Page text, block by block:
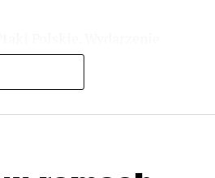
przedstawionego na
się w aktywne